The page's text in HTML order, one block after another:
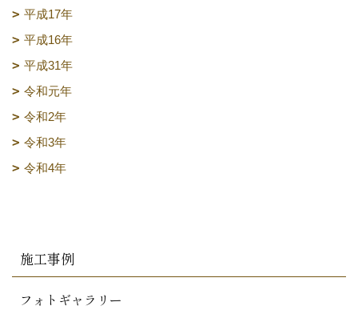
平成17年
平成16年
平成31年
令和元年
令和2年
令和3年
令和4年
施工事例
フォトギャラリー